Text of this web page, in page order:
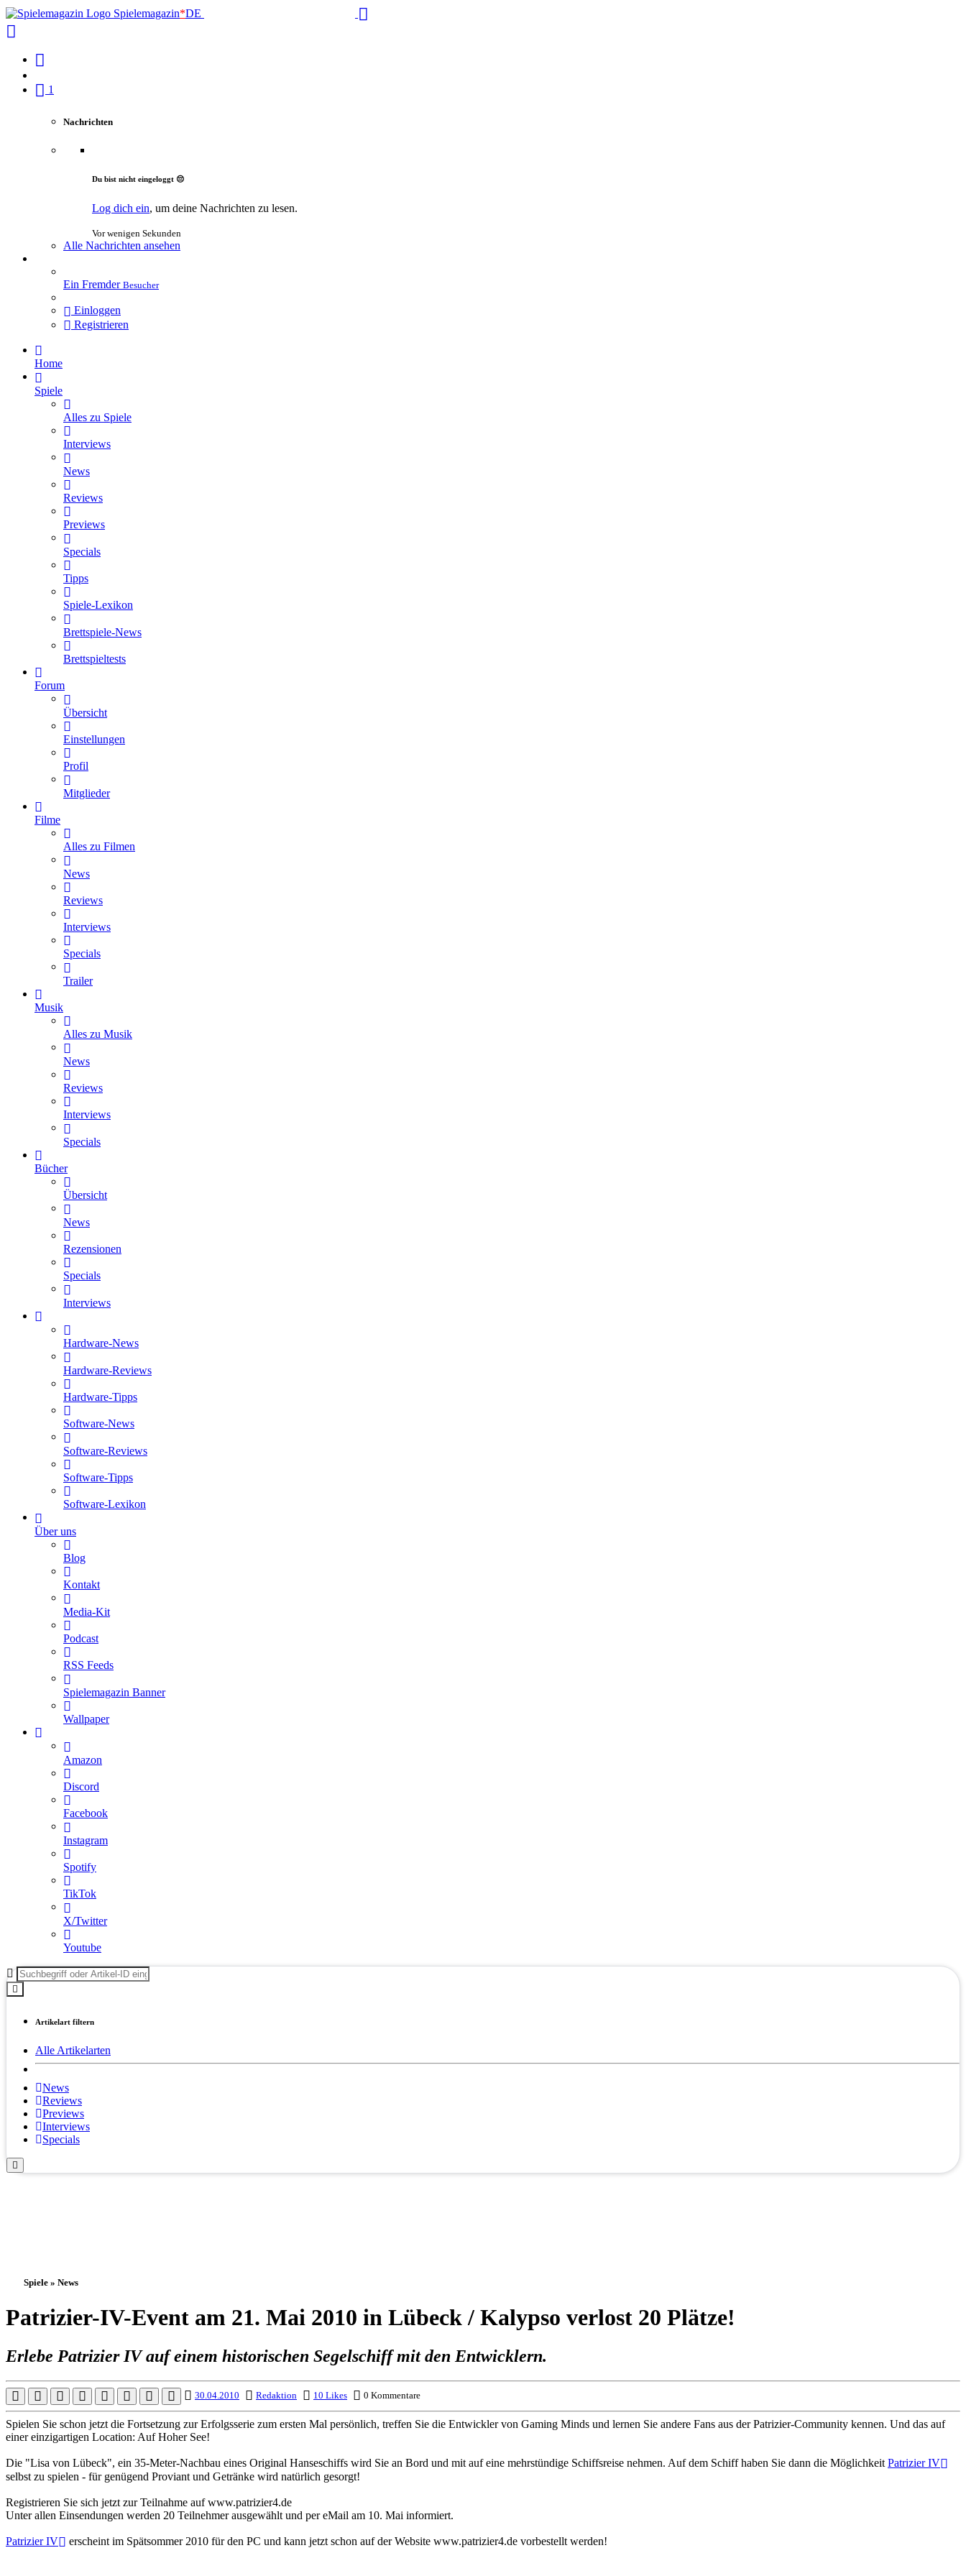
Spielemagazin*DE
1
Nachrichten
Du bist nicht eingeloggt 😔
Log dich ein, um deine Nachrichten zu lesen.
Vor wenigen Sekunden
Alle Nachrichten ansehen
Ein Fremder Besucher
Einloggen
Registrieren
Home
Spiele
Alles zu Spiele
Interviews
News
Reviews
Previews
Specials
Tipps
Spiele-Lexikon
Brettspiele-News
Brettspieltests
Forum
Übersicht
Einstellungen
Profil
Mitglieder
Filme
Alles zu Filmen
News
Reviews
Interviews
Specials
Trailer
Musik
Alles zu Musik
News
Reviews
Interviews
Specials
Bücher
Übersicht
News
Rezensionen
Specials
Interviews
Hardware-News
Hardware-Reviews
Hardware-Tipps
Software-News
Software-Reviews
Software-Tipps
Software-Lexikon
Über uns
Blog
Kontakt
Media-Kit
Podcast
RSS Feeds
Spielemagazin Banner
Wallpaper
Amazon
Discord
Facebook
Instagram
Spotify
TikTok
X/Twitter
Youtube
Artikelart filtern
Alle Artikelarten
News
Reviews
Previews
Interviews
Specials
Spiele » News
Patrizier-IV-Event am 21. Mai 2010 in Lübeck / Kalypso verlost 20 Plätze!
Erlebe Patrizier IV auf einem historischen Segelschiff mit den Entwicklern.
30.04.2010 Redaktion 10 Likes 0 Kommentare
Spielen Sie schon jetzt die Fortsetzung zur Erfolgsserie zum ersten Mal persönlich, treffen Sie die Entwickler von Gaming Minds und lernen Sie andere Fans aus der Patrizier-Community kennen. Und das auf
einer einzigartigen Location: Auf Hoher See!
Die "Lisa von Lübeck", ein 35-Meter-Nachbau eines Original Hanseschiffs wird Sie an Bord und mit auf eine mehrstündige Schiffsreise nehmen. Auf dem Schiff haben Sie dann die Möglichkeit Patrizier IV
selbst zu spielen - für genügend Proviant und Getränke wird natürlich gesorgt!
Registrieren Sie sich jetzt zur Teilnahme auf www.patrizier4.de
Unter allen Einsendungen werden 20 Teilnehmer ausgewählt und per eMail am 10. Mai informiert.
Patrizier IV erscheint im Spätsommer 2010 für den PC und kann jetzt schon auf der Website www.patrizier4.de vorbestellt werden!